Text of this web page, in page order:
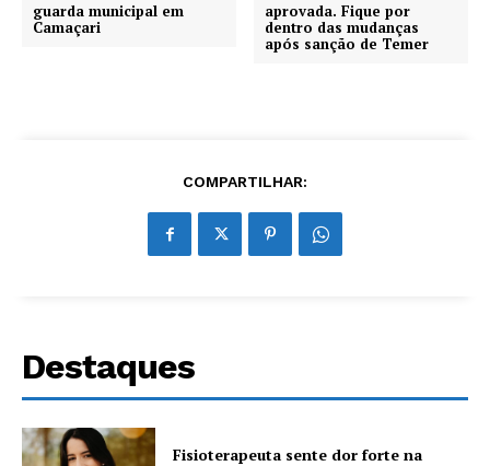
guarda municipal em
Camaçari
aprovada. Fique por
dentro das mudanças
após sanção de Temer
COMPARTILHAR:
Destaques
Fisioterapeuta sente dor forte na